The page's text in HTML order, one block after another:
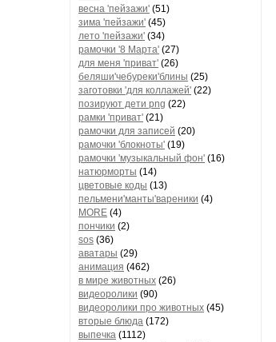
весна 'пейзажи' (51)
зима 'пейзажи' (45)
лето 'пейзажи' (34)
рамочки '8 Марта' (27)
для меня 'приват' (26)
беляши'чебуреки'блины (25)
заготовки 'для коллажей' (22)
позируют дети png (22)
рамки 'приват' (21)
рамочки для записей (20)
рамочки 'блокноты' (19)
рамочки 'музыкальный фон' (16)
натюрморты (14)
цветовые коды (13)
пельмени'манты'вареники (4)
MORE (4)
пончики (2)
sos (36)
аватары (29)
анимация (462)
в мире животных (26)
видеоролики (90)
видеоролики про животных (45)
вторые блюда (172)
выпечка (1112)